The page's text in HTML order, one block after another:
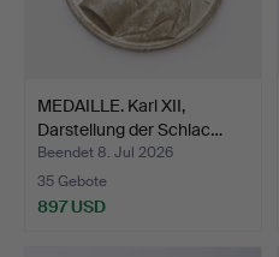
MEDAILLE. Karl XII,
Darstellung der Schlac…
Beendet 8. Jul 2026
35 Gebote
897 USD